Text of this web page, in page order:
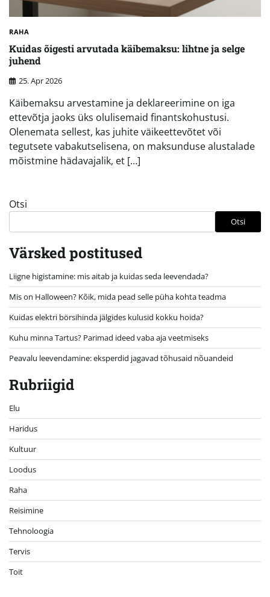
RAHA
Kuidas õigesti arvutada käibemaksu: lihtne ja selge
juhend
25. Apr 2026
Käibemaksu arvestamine ja deklareerimine on iga
ettevõtja jaoks üks olulisemaid finantskohustusi.
Olenemata sellest, kas juhite väikeettevõtet või
tegutsete vabakutselisena, on maksunduse alustalade
mõistmine hädavajalik, et […]
Otsi
Otsi
Värsked postitused
Liigne higistamine: mis aitab ja kuidas seda leevendada?
Mis on Halloween? Kõik, mida pead selle püha kohta teadma
Kuidas elektri börsihinda jälgides kulusid kokku hoida?
Kuhu minna Tartus? Parimad ideed vaba aja veetmiseks
Peavalu leevendamine: eksperdid jagavad tõhusaid nõuandeid
Rubriigid
Elu
Haridus
Kultuur
Loodus
Raha
Reisimine
Tehnoloogia
Tervis
Toit